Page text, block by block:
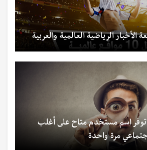
الأخبار الرياضية العالمية والعربية
توفر اسم مستخدم متاح على أغلب
مرة واحدة